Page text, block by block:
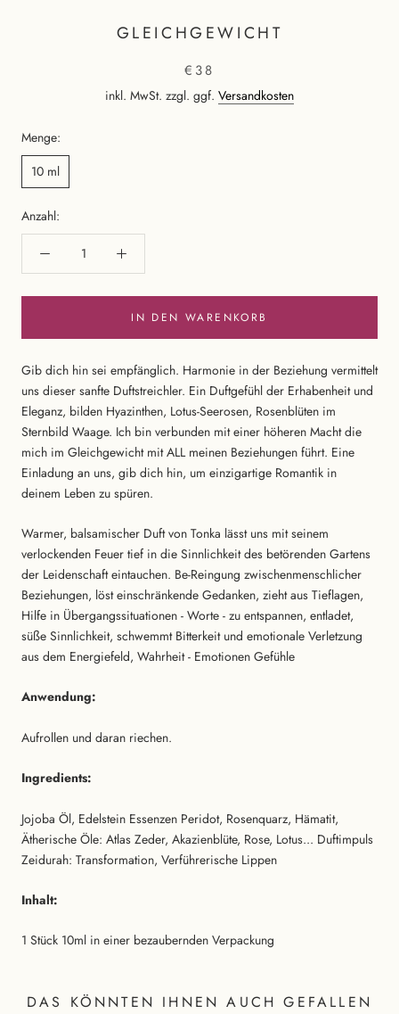
GLEICHGEWICHT
€38
inkl. MwSt. zzgl. ggf. Versandkosten
Menge:
10 ml
Anzahl:
IN DEN WARENKORB
Gib dich hin sei empfänglich. Harmonie in der Beziehung vermittelt
uns dieser sanfte Duftstreichler. Ein Duftgefühl der Erhabenheit und
Eleganz, bilden Hyazinthen, Lotus-Seerosen, Rosenblüten im
Sternbild Waage. Ich bin verbunden mit einer höheren Macht die
mich im Gleichgewicht mit ALL meinen Beziehungen führt. Eine
Einladung an uns, gib dich hin, um einzigartige Romantik in
deinem Leben zu spüren.
Warmer, balsamischer Duft von Tonka lässt uns mit seinem
verlockenden Feuer tief in die Sinnlichkeit des betörenden Gartens
der Leidenschaft eintauchen. Be-Reingung zwischenmenschlicher
Beziehungen, löst einschränkende Gedanken, zieht aus Tieflagen,
Hilfe in Übergangssituationen - Worte - zu entspannen, entladet,
süße Sinnlichkeit, schwemmt Bitterkeit und emotionale Verletzung
aus dem Energiefeld, Wahrheit - Emotionen Gefühle
Anwendung:
Aufrollen und daran riechen.
Ingredients:
Jojoba Öl, Edelstein Essenzen Peridot, Rosenquarz, Hämatit,
Ätherische Öle: Atlas Zeder, Akazienblüte, Rose, Lotus... Duftimpuls
Zeidurah: Transformation, Verführerische Lippen
Inhalt:
1 Stück 10ml in einer bezaubernden Verpackung
DAS KÖNNTEN IHNEN AUCH GEFALLEN